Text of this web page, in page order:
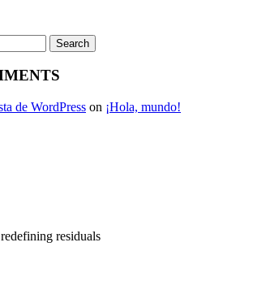
de WordPress on ¡Hola, mundo!
residuals